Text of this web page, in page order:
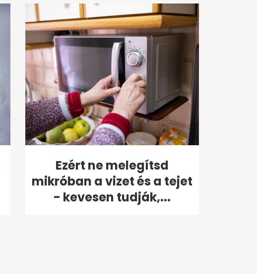
Ezért ne melegítsd
mikróban a vizet és a tejet
- kevesen tudják,...